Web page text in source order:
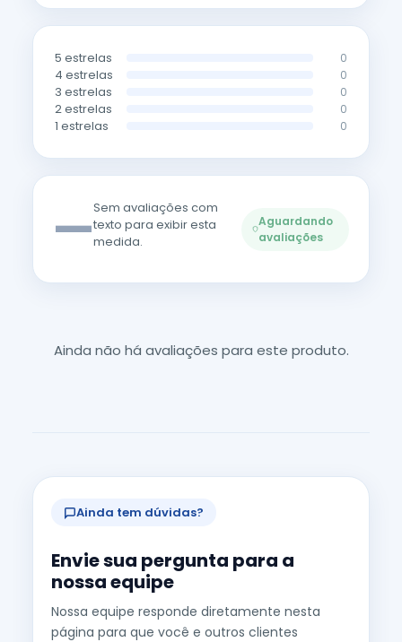
5 estrelas 0
4 estrelas 0
3 estrelas 0
2 estrelas 0
1 estrelas 0
—Sem avaliações com
texto para exibir esta
medida.
Aguardando
avaliações
Ainda não há avaliações para este produto.
Ainda tem dúvidas?
Envie sua pergunta para a
nossa equipe
Nossa equipe responde diretamente nesta
página para que você e outros clientes